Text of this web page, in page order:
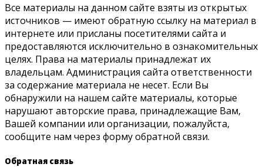
Все материалы на данном сайте взяты из открытых
источников — имеют обратную ссылку на материал в
интернете или присланы посетителями сайта и
предоставляются исключительно в ознакомительных
целях. Права на материалы принадлежат их
владельцам. Администрация сайта ответственности
за содержание материала не несет. Если Вы
обнаружили на нашем сайте материалы, которые
нарушают авторские права, принадлежащие Вам,
Вашей компании или организации, пожалуйста,
сообщите нам через форму обратной связи.
Обратная связь